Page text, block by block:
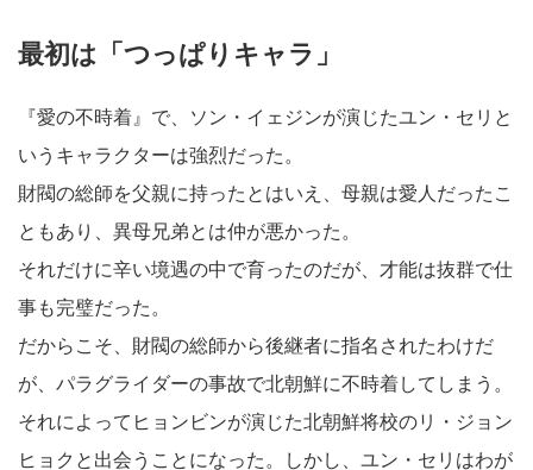
最初は「つっぱりキャラ」
『愛の不時着』で、ソン・イェジンが演じたユン・セリと
いうキャラクターは強烈だった。
財閥の総師を父親に持ったとはいえ、母親は愛人だったこ
ともあり、異母兄弟とは仲が悪かった。
それだけに辛い境遇の中で育ったのだが、才能は抜群で仕
事も完璧だった。
だからこそ、財閥の総師から後継者に指名されたわけだ
が、パラグライダーの事故で北朝鮮に不時着してしまう。
それによってヒョンビンが演じた北朝鮮将校のリ・ジョン
ヒョクと出会うことになった。しかし、ユン・セリはわが